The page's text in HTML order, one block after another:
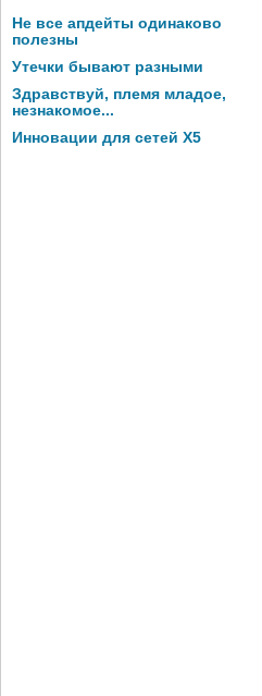
Не все апдейты одинаково
полезны
Утечки бывают разными
Здравствуй, племя младое,
незнакомое...
Инновации для сетей X5